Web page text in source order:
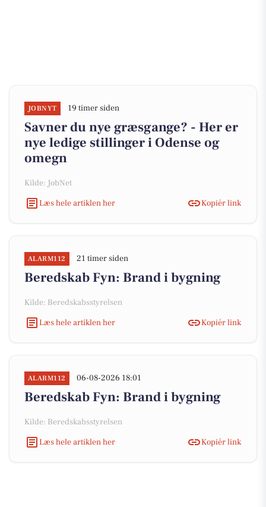
JOBNYT 19 timer siden
Savner du nye græsgange? - Her er
nye ledige stillinger i Odense og
omegn
Kilde: JobNet
Læs hele artiklen her
Kopiér link
ALARM112 21 timer siden
Beredskab Fyn: Brand i bygning
Kilde: Beredskabsstyrelsen
Læs hele artiklen her
Kopiér link
ALARM112 06-08-2026 18:01
Beredskab Fyn: Brand i bygning
Kilde: Beredskabsstyrelsen
Læs hele artiklen her
Kopiér link